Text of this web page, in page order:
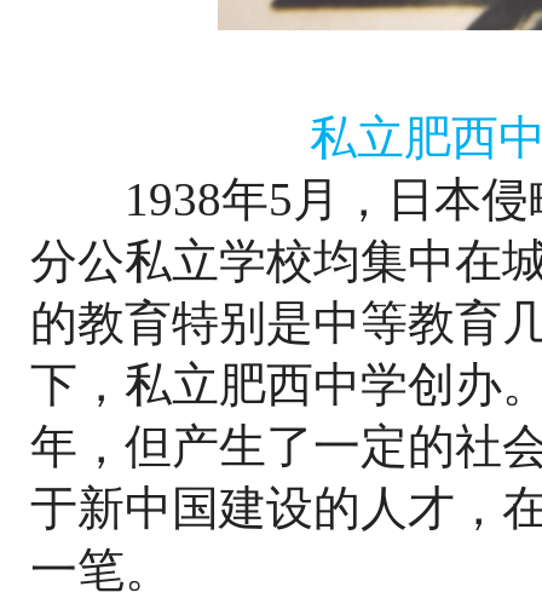
私立肥西
1938年5月，日本侵
分公私立学校均集中在
的教育特别是中等教育
下，私立肥西中学创办
年，但产生了一定的社
于新中国建设的人才，
一笔。